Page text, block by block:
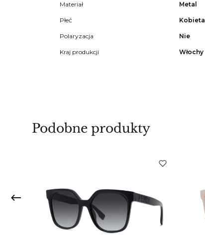
Materiał Metal
Płeć Kobieta
Polaryzacja Nie
Kraj produkcji Włochy
Podobne produkty